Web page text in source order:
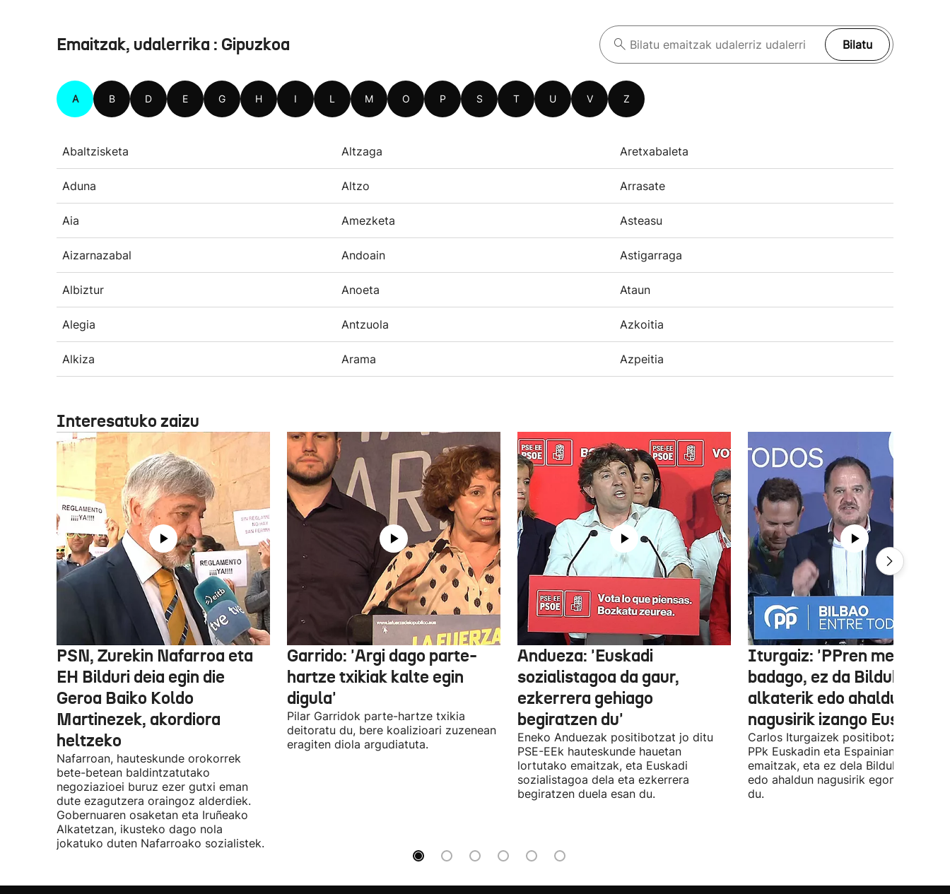
Emaitzak, udalerrika : Gipuzkoa Bilatu
A B D E G H I L M O P S T U V Z
Abaltzisketa Altzaga Aretxabaleta
Aduna Altzo Arrasate
Aia Amezketa Asteasu
Aizarnazabal Andoain Astigarraga
Albiztur Anoeta Ataun
Alegia Antzuola Azkoitia
Alkiza Arama Azpeitia
Interesatuko zaizu
PSN, Zurekin Nafarroa eta
EH Bilduri deia egin die
Geroa Baiko Koldo
Martinezek, akordiora
heltzeko
Nafarroan, hauteskunde orokorrek
bete-betean baldintzatutako
negoziazioei buruz ezer gutxi eman
dute ezagutzera oraingoz alderdiek.
Gobernuaren osaketan eta Iruñeako
Alkatetzan, ikusteko dago nola
jokatuko duten Nafarroako sozialistek.
Garrido: 'Argi dago parte-
hartze txikiak kalte egin
digula'
Pilar Garridok parte-hartze txikia
deitoratu du, bere koalizioari zuzenean
eragiten diola argudiatuta.
Andueza: 'Euskadi
sozialistagoa da gaur,
ezkerrera gehiago
begiratzen du'
Eneko Anduezak positibotzat jo ditu
PSE-EEk hauteskunde hauetan
lortutako emaitzak, eta Euskadi
sozialistagoa dela eta ezkerrera
begiratzen duela esan du.
Iturgaiz: 'PPren menpe
badago, ez da Bilduko
alkaterik edo ahaldun
nagusirik izango Euskadin'
Carlos Iturgaizek positibotzat jo ditu
PPk Euskadin eta Espainian lortutako
emaitzak, eta ez dela Bilduko
edo ahaldun nagusirik egongo
du.